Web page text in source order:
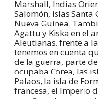
Marshall, Indias
Salomón, islas Santa
Nueva Guinea.
Agattu y Kiska en el
Aleutianas, frente a
tenemos en cuenta
de la guerra, parte
ocupaba Corea, las
Palaos, la isla de
francesa, el Imperio